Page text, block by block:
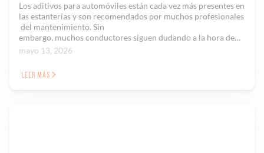
Los aditivos para automóviles están cada vez más presentes en
las estanterías y son recomendados por muchos profesionales
del mantenimiento. Sin
embargo, muchos conductores siguen dudando a la hora de…
mayo 13, 2026
LEER MÁS